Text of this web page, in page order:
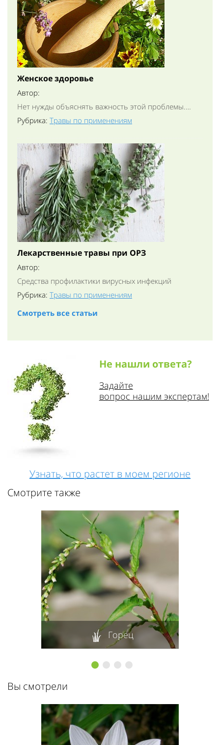
Женское здоровье
Автор:
Нет нужды объяснять важность этой проблемы.…
Рубрика: Травы по применениям
Лекарственные травы при ОРЗ
Автор:
Средства профилактики вирусных инфекций
Рубрика: Травы по применениям
Смотреть все статьи
Не нашли ответа?
Задайте
вопрос нашим экспертам!
Узнать, что растет в моем регионе
Смотрите также
Горец
Вы смотрели